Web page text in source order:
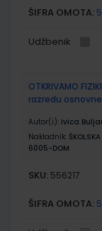
ŠIFRA OMOTA:
Udžbenik
OTKRIVAMO
razredu
Autor(i): Ivica
Nakladnik:
6005-DOM
SKU: 556217
ŠIFRA OMOTA: